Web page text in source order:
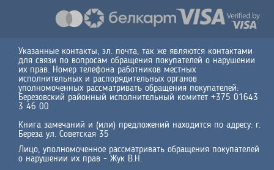
Указанные контакты, эл. почта, так же являются контактами
для связи по вопросам обращения покупателей о нарушении
их прав. Номер телефона работников местных
исполнительных и распорядительных органов
уполномоченных рассматривать обращения покупателей:
Березовский районный исполнительный комитет +375 01643
3 46 00
Книга замечаний и (или) предложений находится по адресу: г.
Береза ул. Советская 35
Лицо, уполномоченное рассматривать обращения покупателей
о нарушении их прав - Жук В.Н.